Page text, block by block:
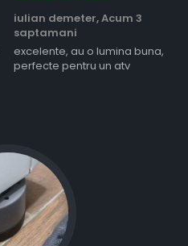
iulian demeter,Acum 3
saptamani
excelente, au o lumina buna,
perfecte pentru un atv